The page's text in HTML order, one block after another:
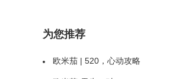
为您推荐
欧米茄 | 520，心动攻略